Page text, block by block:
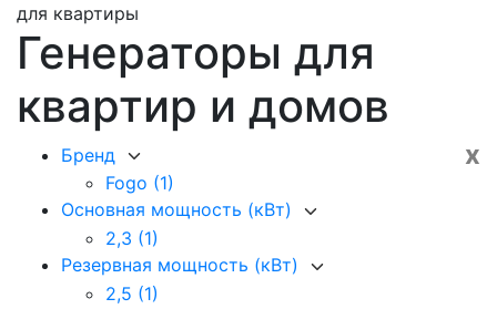
для квартиры
Генераторы для
квартир и домов
x
Бренд
Fogo (1)
Основная мощность (кВт)
2,3 (1)
Резервная мощность (кВт)
2,5 (1)